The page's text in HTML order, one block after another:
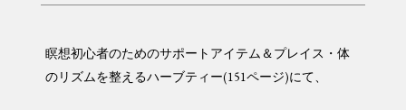
瞑想初心者のためのサポートアイテム＆プレイス・体
のリズムを整えるハーブティー(151ページ)にて、